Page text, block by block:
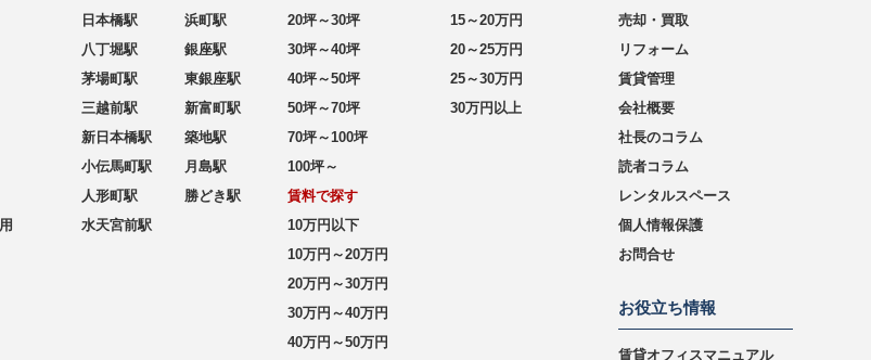
日本橋駅
八丁堀駅
茅場町駅
三越前駅
新日本橋駅
小伝馬町駅
人形町駅
水天宮前駅
浜町駅
銀座駅
東銀座駅
新富町駅
築地駅
月島駅
勝どき駅
20坪～30坪
30坪～40坪
40坪～50坪
50坪～70坪
70坪～100坪
100坪～
賃料で探す
10万円以下
10万円～20万円
20万円～30万円
30万円～40万円
40万円～50万円
15～20万円
20～25万円
25～30万円
30万円以上
売却・買取
リフォーム
賃貸管理
会社概要
社長のコラム
読者コラム
レンタルスペース
個人情報保護
お問合せ
お役立ち情報
賃貸オフィスマニュアル